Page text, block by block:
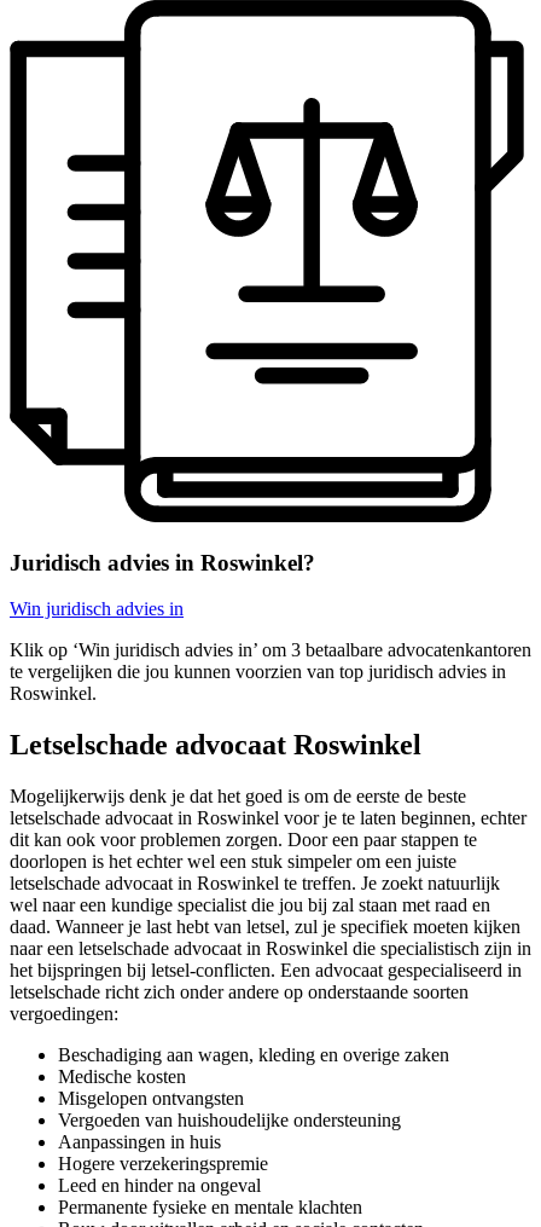
Juridisch advies in Roswinkel?
Win juridisch advies in
Klik op ‘Win juridisch advies in’ om 3 betaalbare advocatenkantoren
te vergelijken die jou kunnen voorzien van top juridisch advies in
Roswinkel.
Letselschade advocaat Roswinkel
Mogelijkerwijs denk je dat het goed is om de eerste de beste
letselschade advocaat in Roswinkel voor je te laten beginnen, echter
dit kan ook voor problemen zorgen. Door een paar stappen te
doorlopen is het echter wel een stuk simpeler om een juiste
letselschade advocaat in Roswinkel te treffen. Je zoekt natuurlijk
wel naar een kundige specialist die jou bij zal staan met raad en
daad. Wanneer je last hebt van letsel, zul je specifiek moeten kijken
naar een letselschade advocaat in Roswinkel die specialistisch zijn in
het bijspringen bij letsel-conflicten. Een advocaat gespecialiseerd in
letselschade richt zich onder andere op onderstaande soorten
vergoedingen:
Beschadiging aan wagen, kleding en overige zaken
Medische kosten
Misgelopen ontvangsten
Vergoeden van huishoudelijke ondersteuning
Aanpassingen in huis
Hogere verzekeringspremie
Leed en hinder na ongeval
Permanente fysieke en mentale klachten